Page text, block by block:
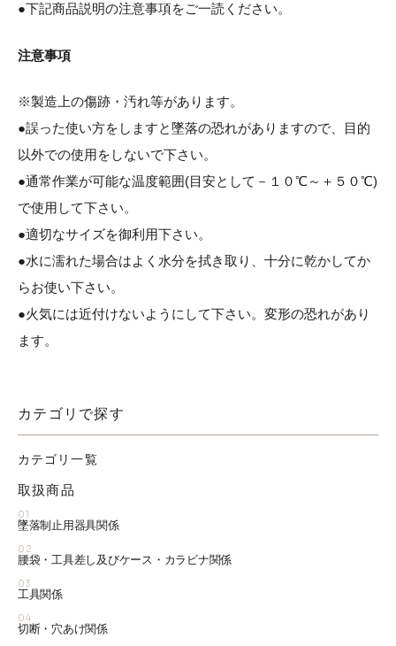
●下記商品説明の注意事項をご一読ください。
注意事項
※製造上の傷跡・汚れ等があります。
●誤った使い方をしますと墜落の恐れがありますので、目的
以外での使用をしないで下さい。
●通常作業が可能な温度範囲(目安として－１０℃～＋５０℃)
で使用して下さい。
●適切なサイズを御利用下さい。
●水に濡れた場合はよく水分を拭き取り、十分に乾かしてか
らお使い下さい。
●火気には近付けないようにして下さい。変形の恐れがあり
ます。
カテゴリで探す
カテゴリ一覧
取扱商品
01
墜落制止用器具関係
02
腰袋・工具差し及びケース・カラビナ関係
03
工具関係
04
切断・穴あけ関係